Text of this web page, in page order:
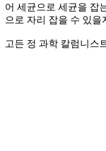
어 세균으로 세균을 잡
으로 자리 잡을 수 있을
고든 정 과학 칼럼니스